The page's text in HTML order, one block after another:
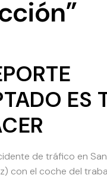
ES
de tráfico en San
con el coche del